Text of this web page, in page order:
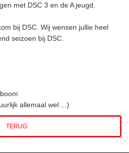
met DSC 3 en de A jeugd.
bij DSC. Wij wensen jullie heel
seizoen bij DSC.
allemaal wel....)
TERUG